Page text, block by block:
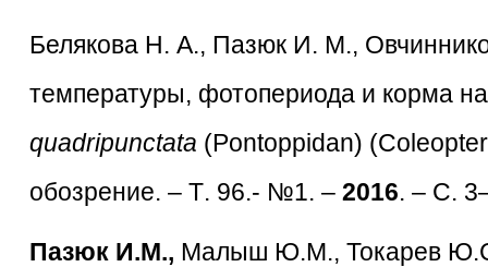
Белякова Н. А., Пазюк И. М.,
температуры, фотопериода и корма
quadripunctata (Pontoppidan)
обозрение. – T. 96.- №1. – 2016. – C.
Пазюк И.М., Малыш Ю.М., Токарев Ю.С.